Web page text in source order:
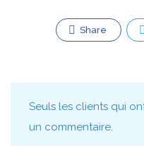
Share
Seuls les clients qui
un commentaire.